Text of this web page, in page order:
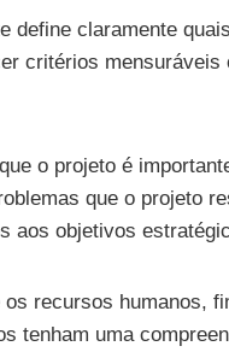
define claramente
critérios mensuráveis
o projeto é
que o projeto
aos objetivos
os recursos humanos,
tenham uma